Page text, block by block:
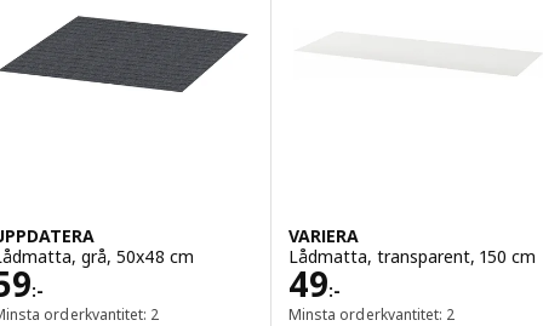
grå, 50x48 cm
:- 59:-
orderkvantitet: 2
VARIERA
Lådmatta, transparent, 150 cm
49:-
Pris 49:-
Minsta orderkvantitet: 2